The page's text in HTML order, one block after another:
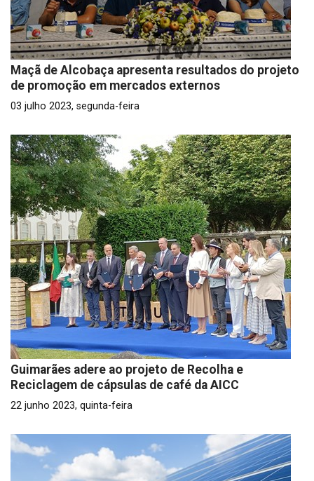
Maçã de Alcobaça apresenta resultados do projeto
de promoção em mercados externos
03 julho 2023, segunda-feira
Guimarães adere ao projeto de Recolha e
Reciclagem de cápsulas de café da AICC
22 junho 2023, quinta-feira